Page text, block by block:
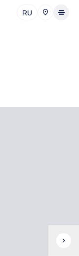
RU
chevron_right